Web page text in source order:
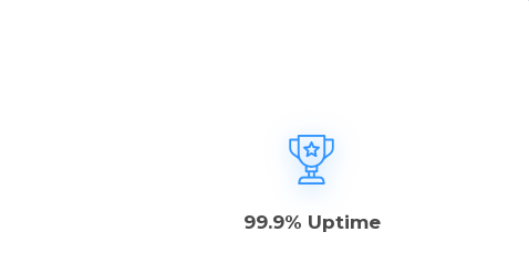
99.9% Uptime